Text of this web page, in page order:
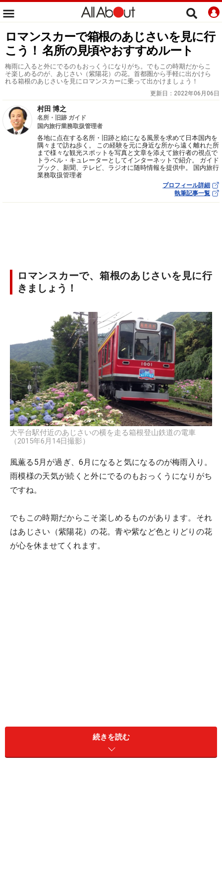
ロマンスカーで箱根のあじさいを見に行
こう！ 名所の見頃やおすすめルート
梅雨に入ると外にでるのもおっくうになりがち。でもこの時期だからこ
そ楽しめるのが、あじさい（紫陽花）の花。首都圏から手軽に出かけら
れる箱根のあじさいを見にロマンスカーに乗って出かけましょう！
更新日： 2022年06月06日
村田 博之
名所・旧跡 ガイド
国内旅行業務取扱管理者
各地に点在する名所・旧跡と絵になる風景を求めて日本国内を
隅々まで訪ね歩く。 この経験を元に身近な所から遠く離れた所
まで様々な観光スポットを写真と文章を添えて旅行者の視点で
トラベル・キュレーターとしてインターネットで紹介。 ガイド
ブック、新聞、テレビ、ラジオに随時情報を提供中。 国内旅行
業務取扱管理者
プロフィール詳細
執筆記事一覧
ロマンスカーで、箱根のあじさいを見に行
きましょう！
大平台駅付近のあじさいの横を走る箱根登山鉄道の電車
（2015年6月14日撮影）
風薫る5月が過ぎ、6月になると気になるのが梅雨入り。
雨模様の天気が続くと外にでるのもおっくうになりがち
ですね。
でもこの時期だからこそ楽しめるものがあります。それ
はあじさい（紫陽花）の花。青や紫など色とりどりの花
が心を休ませてくれます。
に出かけられる箱根へ道中も楽しみながら出かけてみま
続きを読む